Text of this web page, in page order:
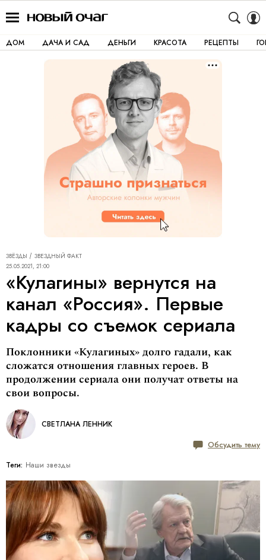
ДОМ ДАЧА И САД ДЕНЬГИ КРАСОТА РЕЦЕПТЫ
ЗВЁЗДЫ
ЗВЕЗДНЫЙ ФАКТ
25.05.2021, 21:00
«Кулагины» вернутся на
канал «Россия». Первые
кадры со съемок сериала
Поклонники «Кулагиных» долго гадали, как
сложатся отношения главных героев. В
продолжении сериала они получат ответы на
свои вопросы.
СВЕТЛАНА ЛЕННИК
Обсудить тему
Теги: Наши звезды